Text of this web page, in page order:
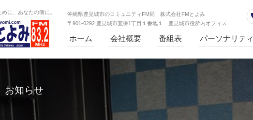
に、あなたの側に。
沖縄県豊見城市のコミュニティFM局 株式会社FMとよみ
〒901-0292 豊見城市宜保1丁目１番地１ 豊見城市役所内オフィス
ホーム 会社概要 番組表 パーソナリティ
お知らせ